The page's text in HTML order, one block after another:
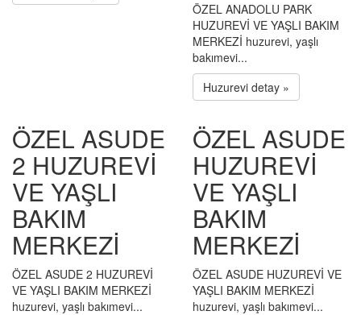
ÖZEL ANADOLU PARK
HUZUREVİ VE YAŞLI BAKIM
MERKEZİ huzurevi, yaşlı
bakımevi...
Huzurevi detay »
ÖZEL ASUDE
2 HUZUREVİ
VE YAŞLI
BAKIM
MERKEZİ
ÖZEL ASUDE 2 HUZUREVİ
VE YAŞLI BAKIM MERKEZİ
huzurevi, yaşlı bakımevi...
ÖZEL ASUDE
HUZUREVİ
VE YAŞLI
BAKIM
MERKEZİ
ÖZEL ASUDE HUZUREVİ VE
YAŞLI BAKIM MERKEZİ
huzurevi, yaşlı bakımevi...